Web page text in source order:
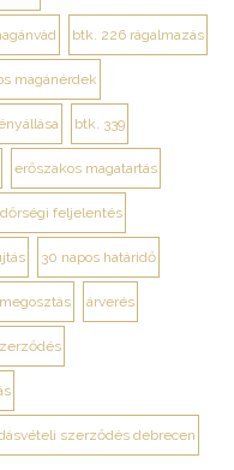
btk. 226 rágalmazás
magánérdek
btk. 339
erőszakos magatartás
feljelentés
30 napos határidő
árverés
szerződés debrecen